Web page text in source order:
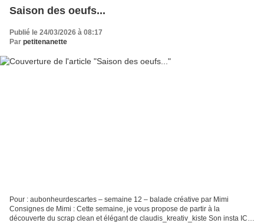
Saison des oeufs...
Publié le 24/03/2026 à 08:17
Par petitenanette
Pour : aubonheurdescartes – semaine 12 – balade créative par Mimi
Consignes de Mimi : Cette semaine, je vous propose de partir à la
découverte du scrap clean et élégant de claudis_kreativ_kiste Son insta ICI